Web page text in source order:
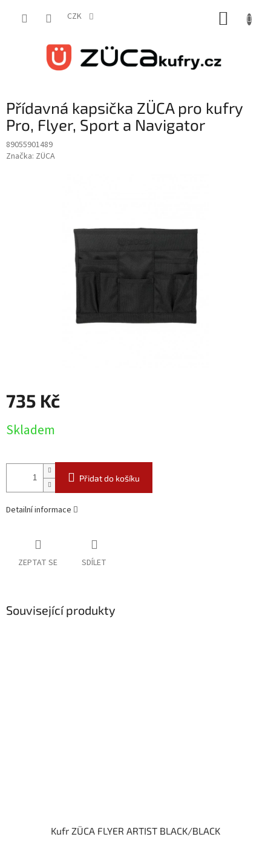
CZK
Přídavná kapsička ZÜCA pro kufry
Pro, Flyer, Sport a Navigator
89055901489
Značka: ZÜCA
735 Kč
cena:
Skladem
Přidat do košíku
Detailní informace
ZEPTAT SE SDÍLET
Související produkty
Kufr ZÜCA FLYER ARTIST BLACK/BLACK